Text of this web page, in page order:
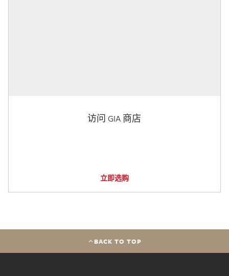
访问 GIA 商店
立即选购
BACK TO TOP